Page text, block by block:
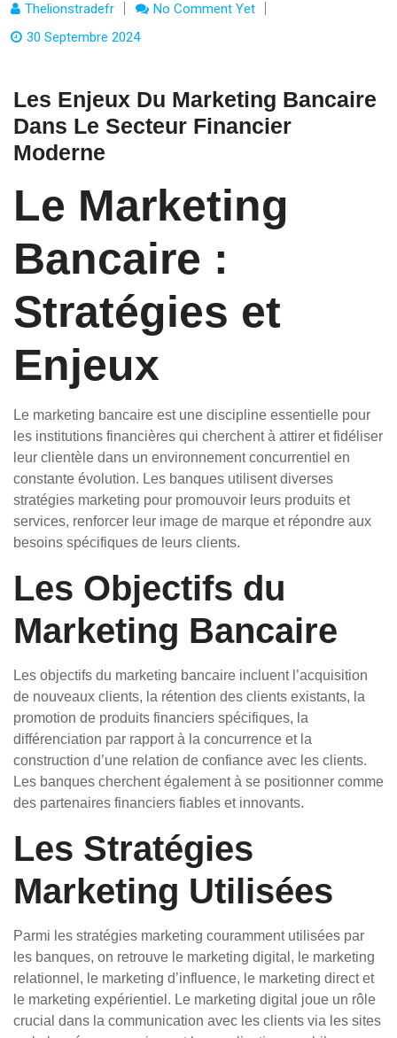
Thelionstradefr
No Comment Yet
30 Septembre 2024
Les Enjeux Du Marketing Bancaire
Dans Le Secteur Financier
Moderne
Le Marketing
Bancaire :
Stratégies et
Enjeux
Le marketing bancaire est une discipline essentielle pour
les institutions financières qui cherchent à attirer et fidéliser
leur clientèle dans un environnement concurrentiel en
constante évolution. Les banques utilisent diverses
stratégies marketing pour promouvoir leurs produits et
services, renforcer leur image de marque et répondre aux
besoins spécifiques de leurs clients.
Les Objectifs du
Marketing Bancaire
Les objectifs du marketing bancaire incluent l’acquisition
de nouveaux clients, la rétention des clients existants, la
promotion de produits financiers spécifiques, la
différenciation par rapport à la concurrence et la
construction d’une relation de confiance avec les clients.
Les banques cherchent également à se positionner comme
des partenaires financiers fiables et innovants.
Les Stratégies
Marketing Utilisées
Parmi les stratégies marketing couramment utilisées par
les banques, on retrouve le marketing digital, le marketing
relationnel, le marketing d’influence, le marketing direct et
le marketing expérientiel. Le marketing digital joue un rôle
crucial dans la communication avec les clients via les sites